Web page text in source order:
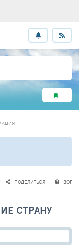
ПОДЕЛИТЬСЯ
СТРАНУ